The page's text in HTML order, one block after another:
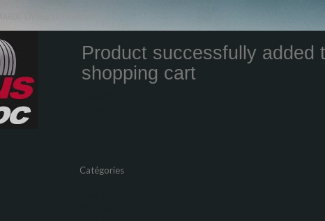
LIVRÉS ET MONTÉS
Product successfully added
shopping cart
Catégories